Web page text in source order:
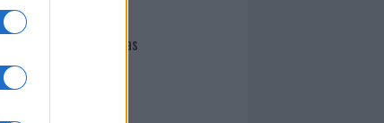
Giovannimaria Cabras